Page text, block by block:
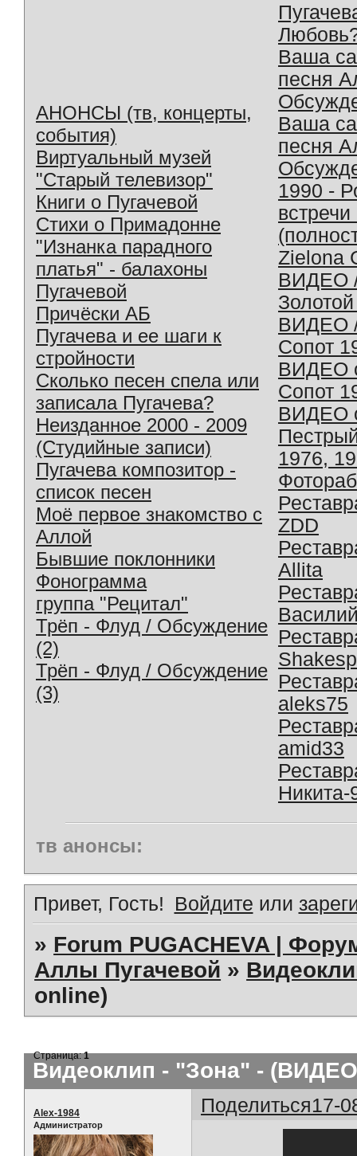
АНОНСЫ (тв, концерты,
события)
Виртуальный музей
"Старый телевизор"
Книги о Пугачевой
Стихи о Примадонне
"Изнанка парадного
платья" - балахоны
Пугачевой
Причёски АБ
Пугачева и ее шаги к
стройности
Сколько песен спела или
записала Пугачева?
Неизданное 2000 - 2009
(Студийные записи)
Пугачева композитор -
список песен
Моё первое знакомство с
Аллой
Бывшие поклонники
Фонограмма
группа "Рецитал"
Трёп - Флуд / Обсуждение
(2)
Трёп - Флуд / Обсуждение
(3)
Ваша
песня
Ваша
песня
1990 -
Zielona
ВИДЕО
ВИДЕО
Сопот
ВИДЕО
Сопот
ВИДЕО
1976,
ZDD
Allita
aleks75
amid33
Никита-
тв анонсы:
Привет, Гость! Войдите или
» Forum PUGACHEVA |
Аллы Пугачевой »
online)
Видеоклип - "Зона" -
Страница:1
Поделиться17-
Alex-1984
Администратор